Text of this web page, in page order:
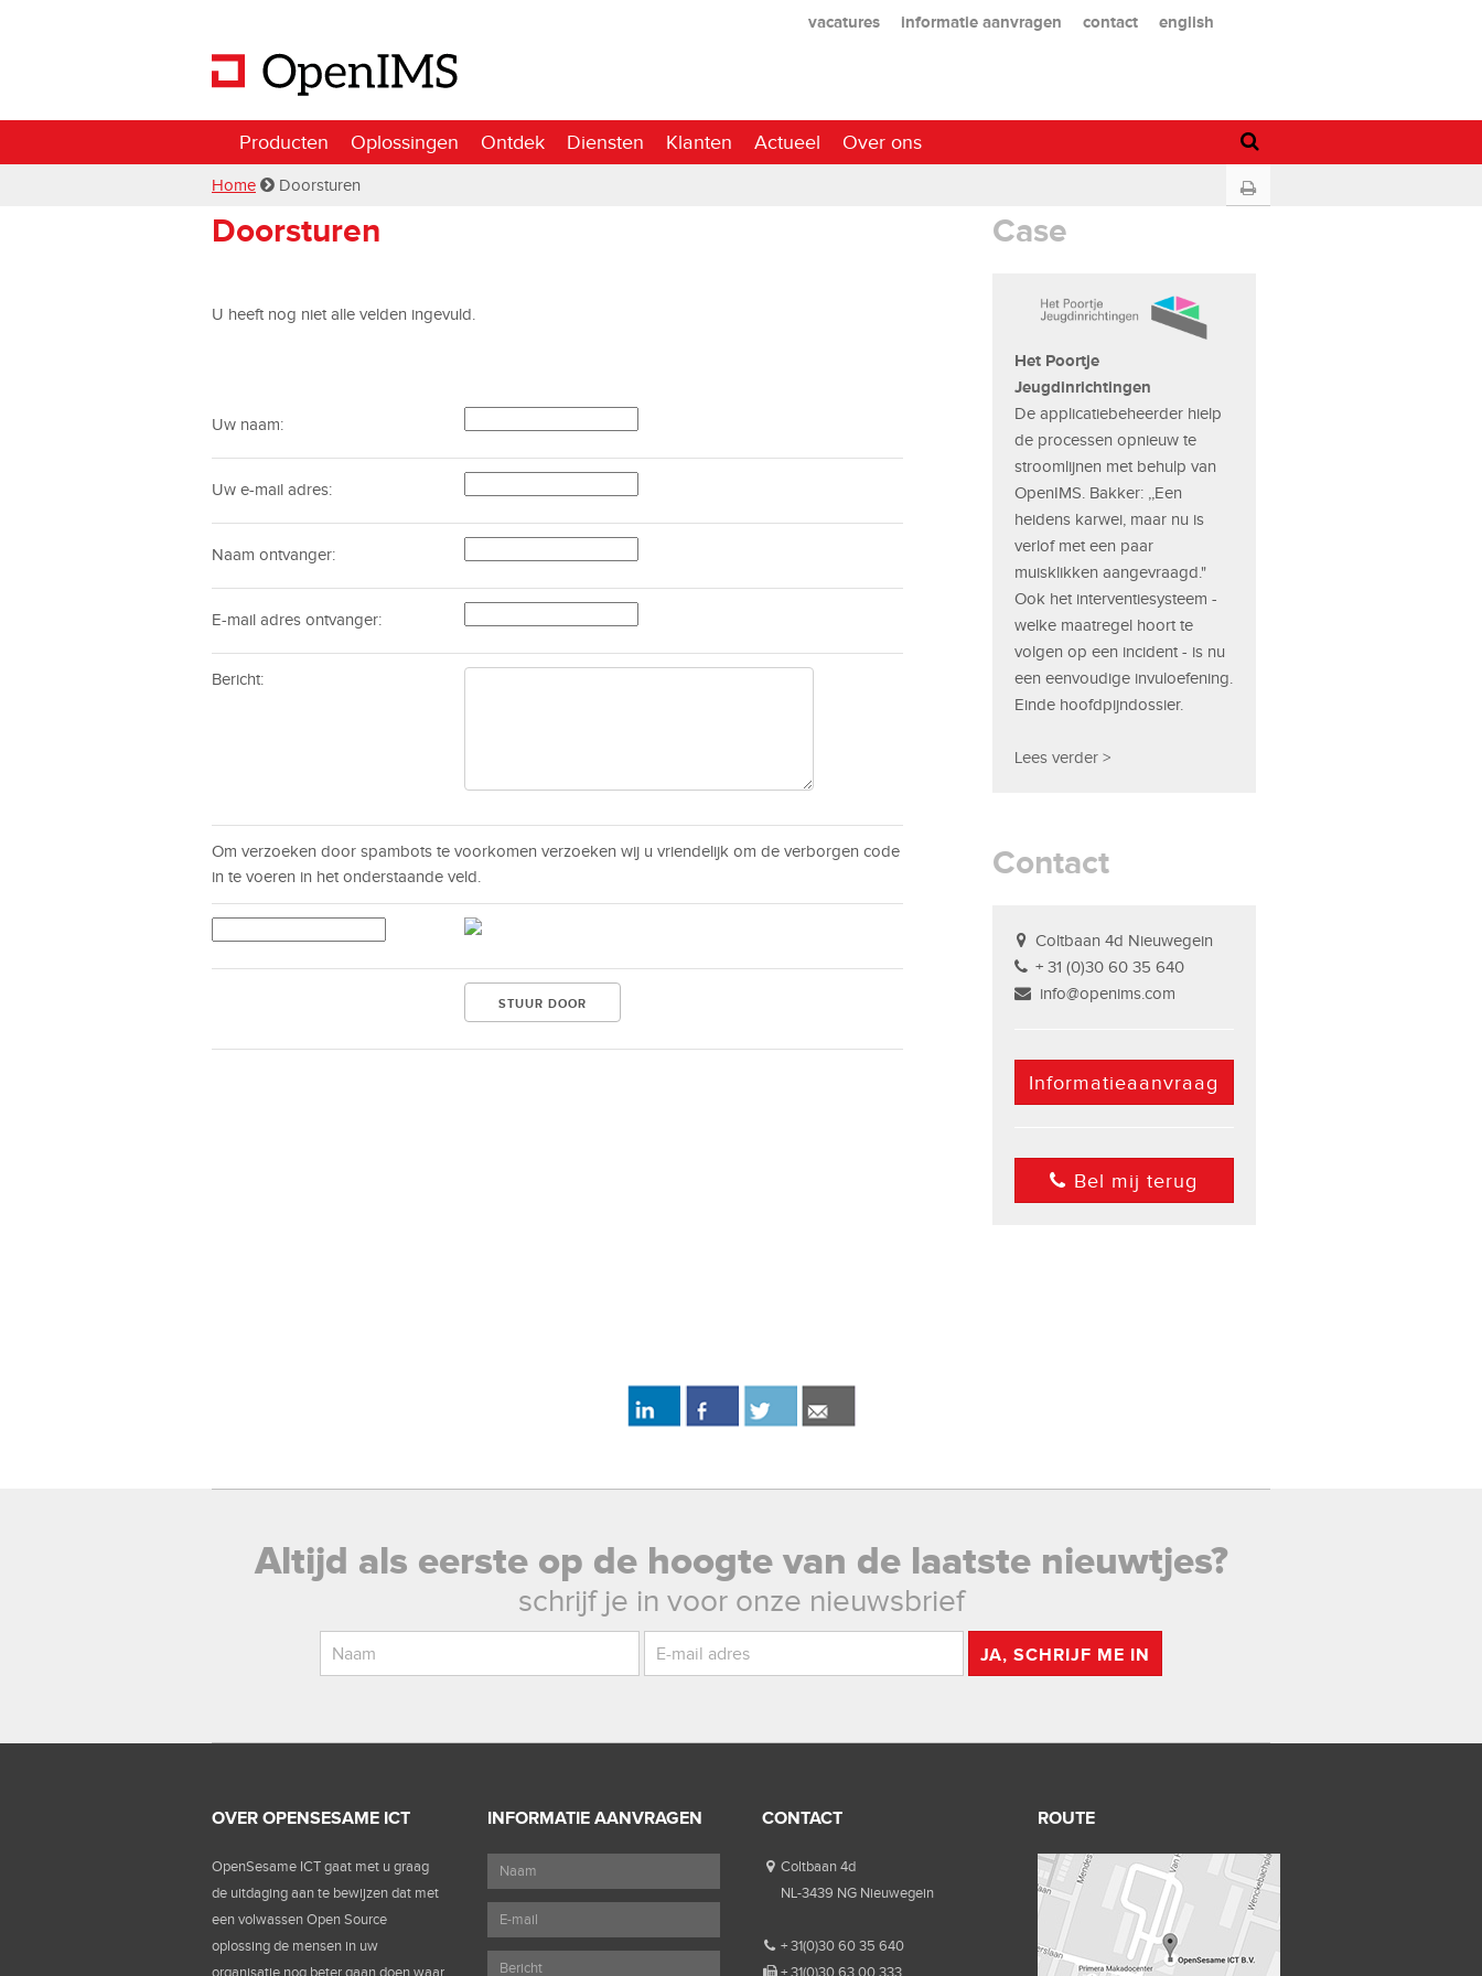
vacatures informatie aanvragen contact english
Producten Oplossingen Ontdek Diensten Klanten Actueel Over ons
Home Doorsturen
Doorsturen
U heeft nog niet alle velden ingevuld.
Uw naam:
Uw e-mail adres:
Naam ontvanger:
E-mail adres ontvanger:
Bericht:
Om verzoeken door spambots te voorkomen verzoeken wij u vriendelijk om de verborgen code
in te voeren in het onderstaande veld.
Case
Het Poortje
Jeugdinrichtingen
De applicatiebeheerder hielp
de processen opnieuw te
stroomlijnen met behulp van
OpenIMS. Bakker: ,,Een
heidens karwei, maar nu is
verlof met een paar
muisklikken aangevraagd."
Ook het interventiesysteem -
welke maatregel hoort te
volgen op een incident - is nu
een eenvoudige invuloefening.
Einde hoofdpijndossier.
Lees verder >
Contact
Coltbaan 4d Nieuwegein
+ 31 (0)30 60 35 640
info@openims.com
Informatieaanvraag
Bel mij terug
Altijd als eerste op de hoogte van de laatste nieuwtjes?
schrijf je in voor onze nieuwsbrief
JA, SCHRIJF ME IN
OVER OPENSESAME ICT
OpenSesame ICT gaat met u graag
de uitdaging aan te bewijzen dat met
een volwassen Open Source
oplossing de mensen in uw
organisatie nog beter gaan doen waar
INFORMATIE AANVRAGEN CONTACT
Coltbaan 4d
NL-3439 NG Nieuwegein
+ 31(0)30 60 35 640
+ 31(0)30 63 00 333
ROUTE